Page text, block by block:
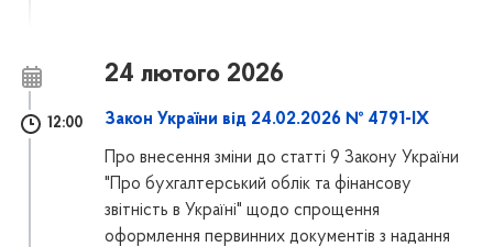
24 лютого 2026
12:00 Закон України від 24.02.2026 № 4791-IX
Про внесення зміни до статті 9 Закону України
"Про бухгалтерський облік та фінансову
звітність в Україні" щодо спрощення
оформлення первинних документів з надання